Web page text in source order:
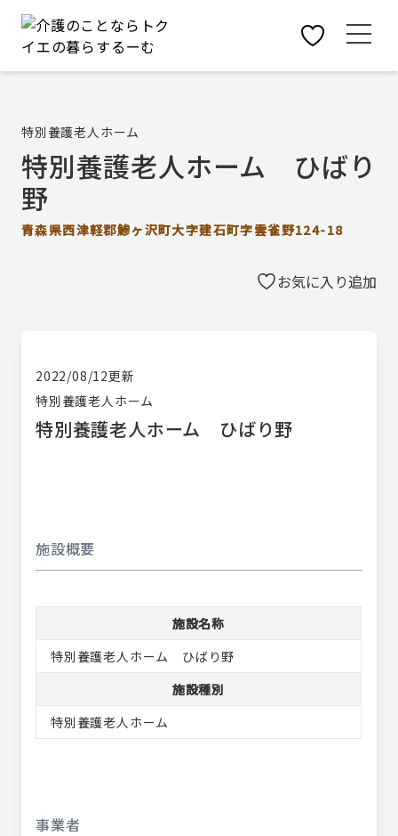
特別養護老人ホーム
特別養護老人ホーム ひばり
野
青森県西津軽郡鯵ヶ沢町大字建石町字雲雀野124-18
お気に入り追加
2022/08/12更新
特別養護老人ホーム
特別養護老人ホーム ひばり野
施設概要
施設名称
特別養護老人ホーム ひばり野
施設種別
特別養護老人ホーム
事業者